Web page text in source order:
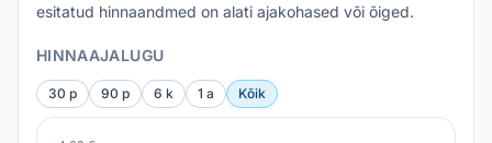
esitatud hinnaandmed on alati ajakohased või õiged.
HINNAAJALUGU
30 p 90 p 6 k 1 a Kõik